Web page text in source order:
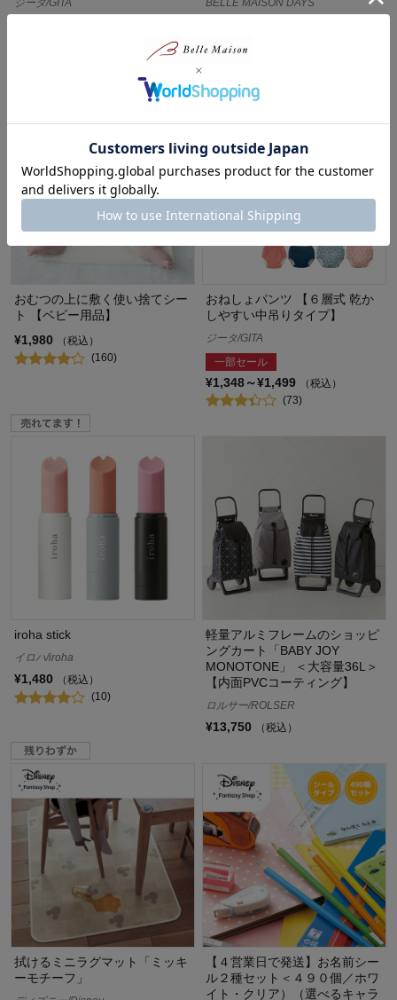
ジータ/GITA
BELLE MAISON DAYS
¥13,491
おむつの上に敷く使い捨てシー
ト 【ベビー用品】
¥1,980
（税込）
(160)
おねしょパンツ 【６層式 乾か
しやすい中吊りタイプ】
ジータ/GITA
一部セール
¥1,348～¥1,499
（税込）
(73)
iroha stick
イロハ/iroha
¥1,480
（税込）
(10)
軽量アルミフレームのショッピ
ングカート「BABY JOY
MONOTONE」 ＜大容量36L＞
【内面PVCコーティング】
ロルサー/ROLSER
¥13,750 （税込）
拭けるミニラグマット「ミッキ
ーモチーフ」
【４営業日で発送】お名前シー
ル２種セット＜４９０個／ホワ
イト・クリア）（選べるキャラ